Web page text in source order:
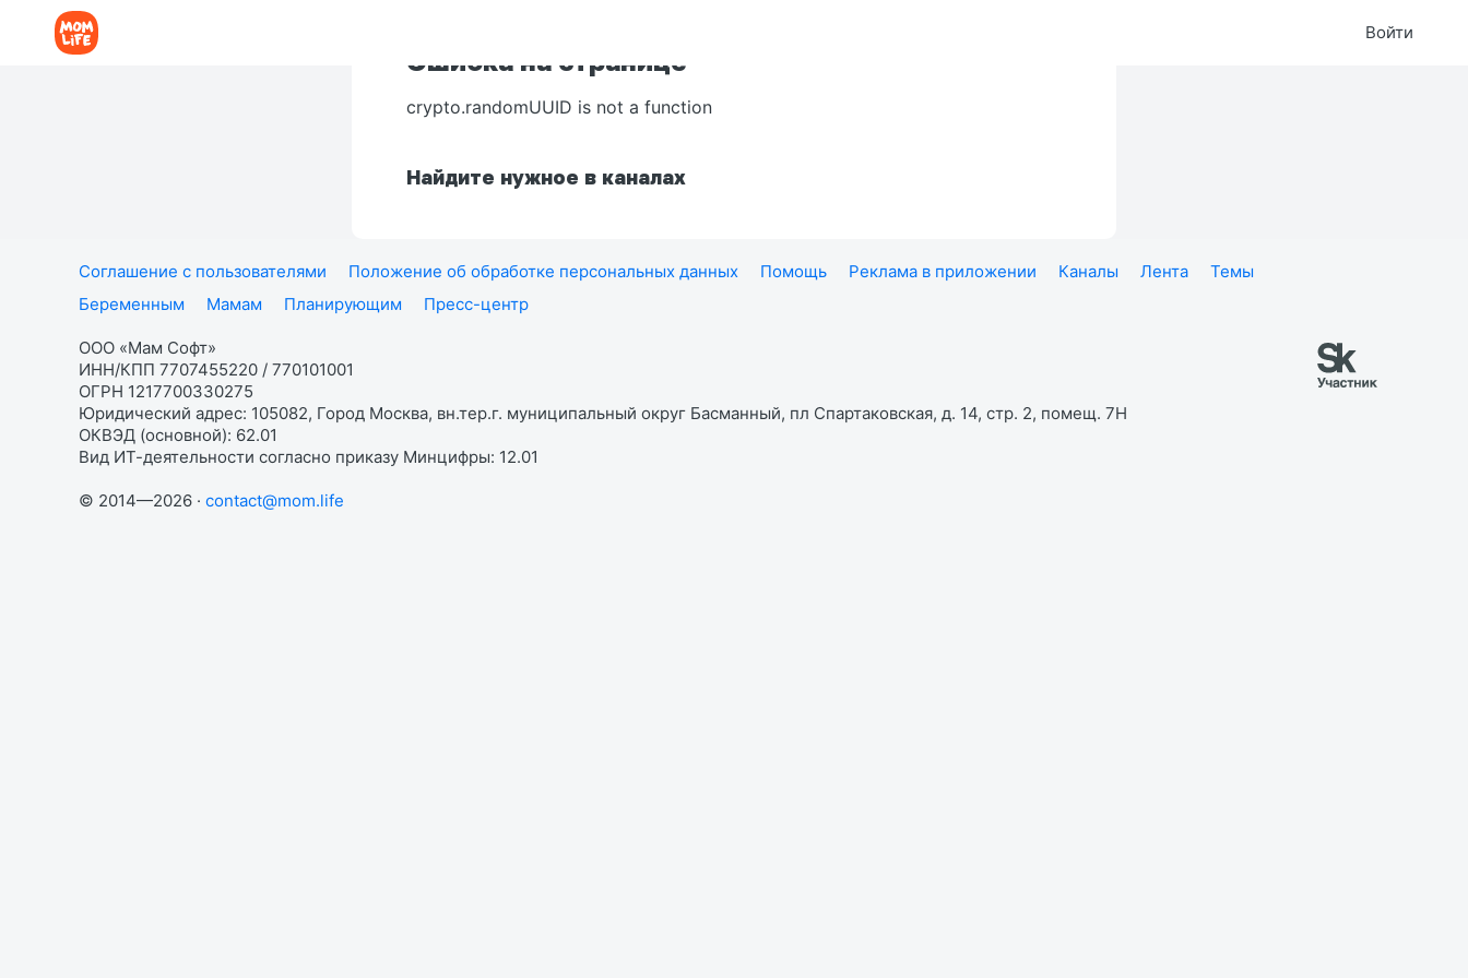
Войти
Ошибка на странице
crypto.randomUUID is not a function
Найдите нужное в каналах
Соглашение с пользователями Положение об обработке персональных данных Помощь Реклама в приложении Каналы Лента
Темы
Беременным
Мамам Планирующим Пресс-центр
ООО «Мам Софт»
ИНН/КПП 7707455220 / 770101001
ОГРН 1217700330275
Юридический адрес: 105082, Город Москва, вн.тер.г. муниципальный округ Басманный, пл Спартаковская, д. 14, стр. 2, помещ. 7Н
ОКВЭД (основной): 62.01
Вид ИТ-деятельности согласно приказу Минцифры: 12.01
© 2014—2026 · contact@mom.life